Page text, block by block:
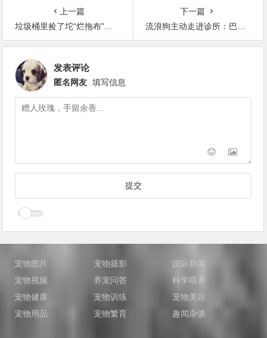
上一篇
垃圾桶里捡了坨“烂拖布”，养了几个月后…
下一篇
流浪狗主动走进诊所：巴西一兽医诊所里，迎来不速之客
发表评论
匿名网友 填写信息
宠物图片 宠物摄影
国际新闻
宠物视频
养宠问答
科学喂养
宠物健康
宠物训练
宠物美容
宠物用品
宠物繁育 趣闻杂谈